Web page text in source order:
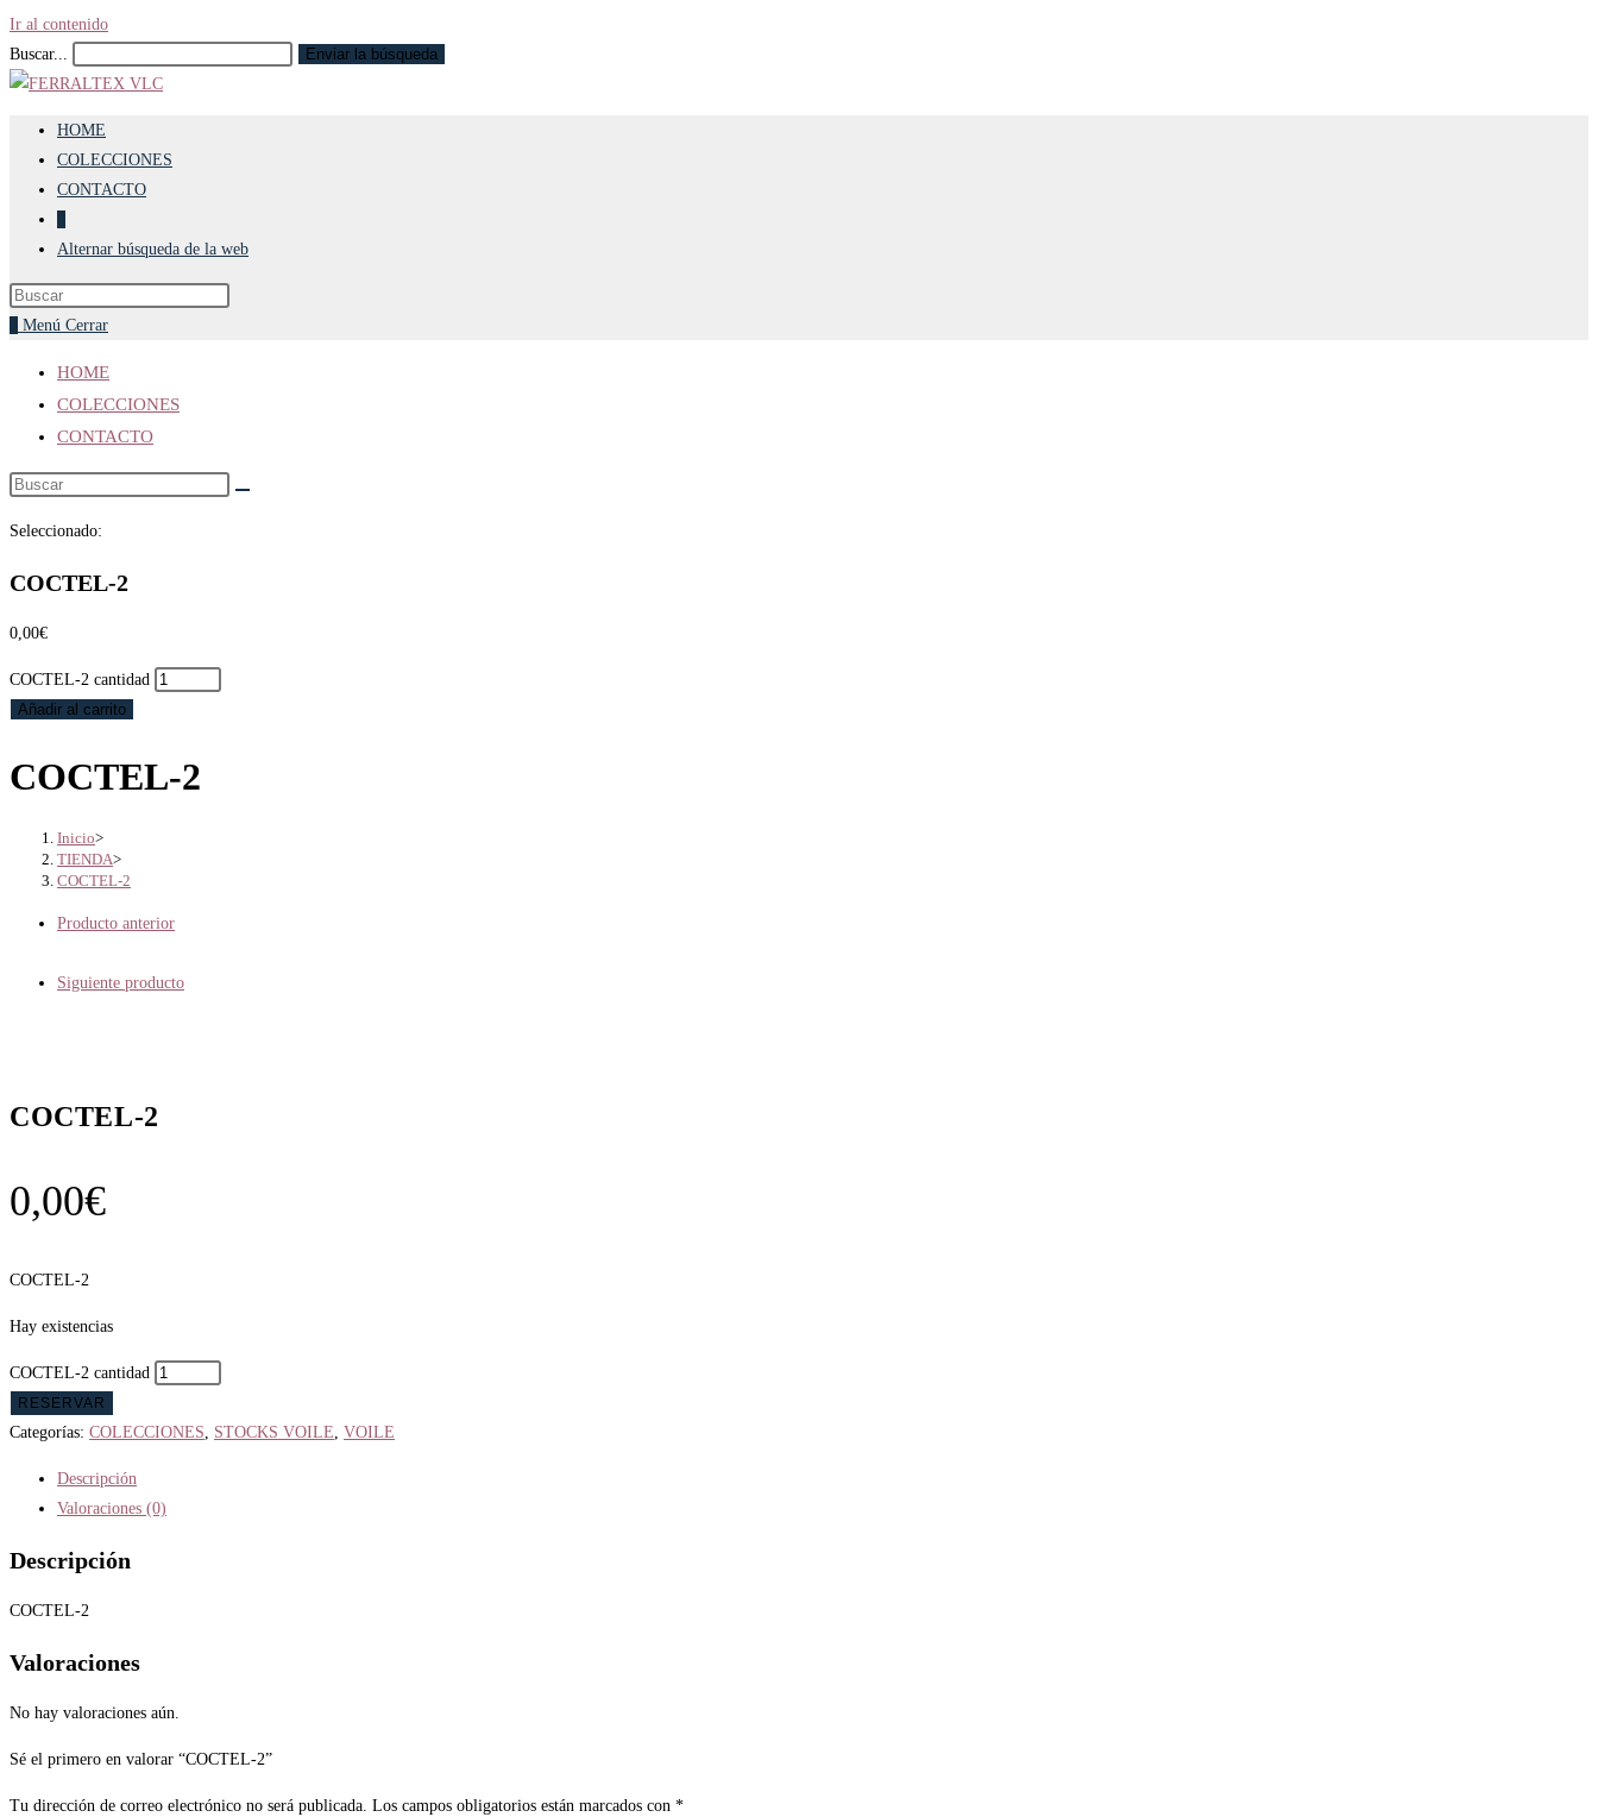
Ir al contenido
Buscar...
Enviar la búsqueda
HOME
COLECCIONES
CONTACTO
Alternar búsqueda de la web
Menú Cerrar
HOME
COLECCIONES
CONTACTO
Seleccionado:
COCTEL-2
0,00€
COCTEL-2 cantidad
Añadir al carrito
COCTEL-2
Inicio>
TIENDA>
COCTEL-2
Producto anterior
Siguiente producto
COCTEL-2
0,00€
COCTEL-2
Hay existencias
COCTEL-2 cantidad
RESERVAR
Categorías: COLECCIONES STOCKS VOILE VOILE
Descripción
Valoraciones (0)
Descripción
COCTEL-2
Valoraciones
No hay valoraciones aún.
Sé el primero en valorar “COCTEL-2”
Tu dirección de correo electrónico no será publicada. Los campos obligatorios están marcados con *